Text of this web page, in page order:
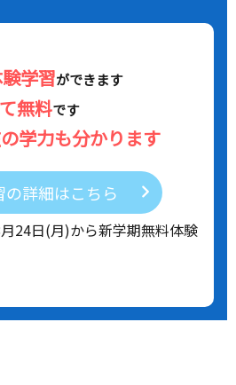
学習ができます
無料です
学力も分かります
詳細はこちら
24日(月)から新学期無料体験